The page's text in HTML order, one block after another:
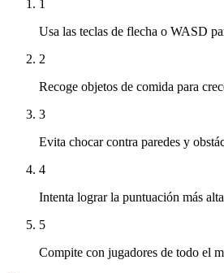
1
Usa las teclas de flecha o WASD
2
Recoge objetos de comida para
3
Evita chocar contra paredes y
4
Intenta lograr la puntuación más
5
Compite con jugadores de todo el